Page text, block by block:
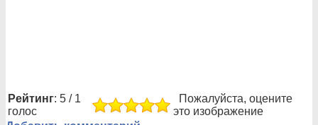
Рейтинг: 5 / 1
голос
Пожалуйста, оцените
это изображение